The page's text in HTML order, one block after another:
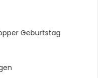
Geburtstag